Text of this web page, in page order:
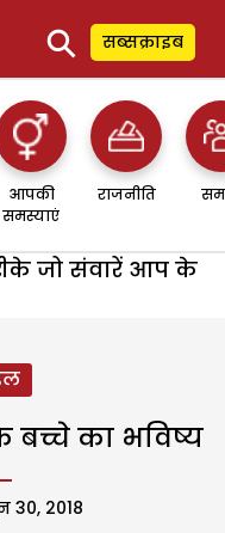
⚲ सब्सक्राइब
आपकी
समस्याएं
राजनीति
जो संवारें आप के
बच्चे का भविष्य
30, 2018